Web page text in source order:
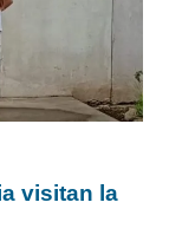
visitan la